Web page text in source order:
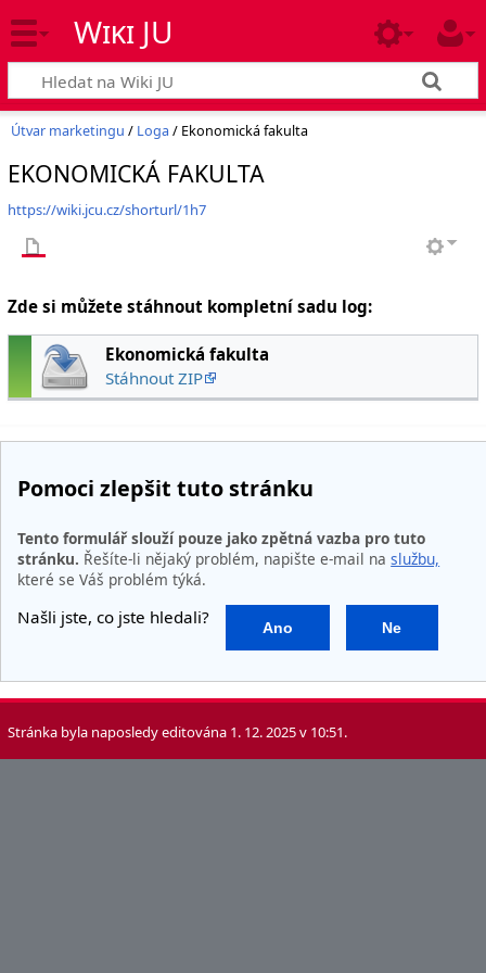
Wiki JU
Útvar marketingu / Loga / Ekonomická fakulta
EKONOMICKÁ FAKULTA
https://wiki.jcu.cz/shorturl/1h7
Zde si můžete stáhnout kompletní sadu log:
Ekonomická fakulta
Stáhnout ZIP
Pomoci zlepšit tuto stránku
Tento formulář slouží pouze jako zpětná vazba pro tuto
stránku. Řešíte-li nějaký problém, napište e-mail naslužbu,
které se Váš problém týká.
Našli jste, co jste hledali? Ano Ne
Stránka byla naposledy editována 1. 12. 2025 v 10:51.